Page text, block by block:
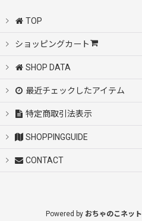
TOP
ショッピングカート
SHOP DATA
最近チェックしたアイテム
特定商取引法表示
SHOPPINGGUIDE
CONTACT
Powered by おちゃのこネット